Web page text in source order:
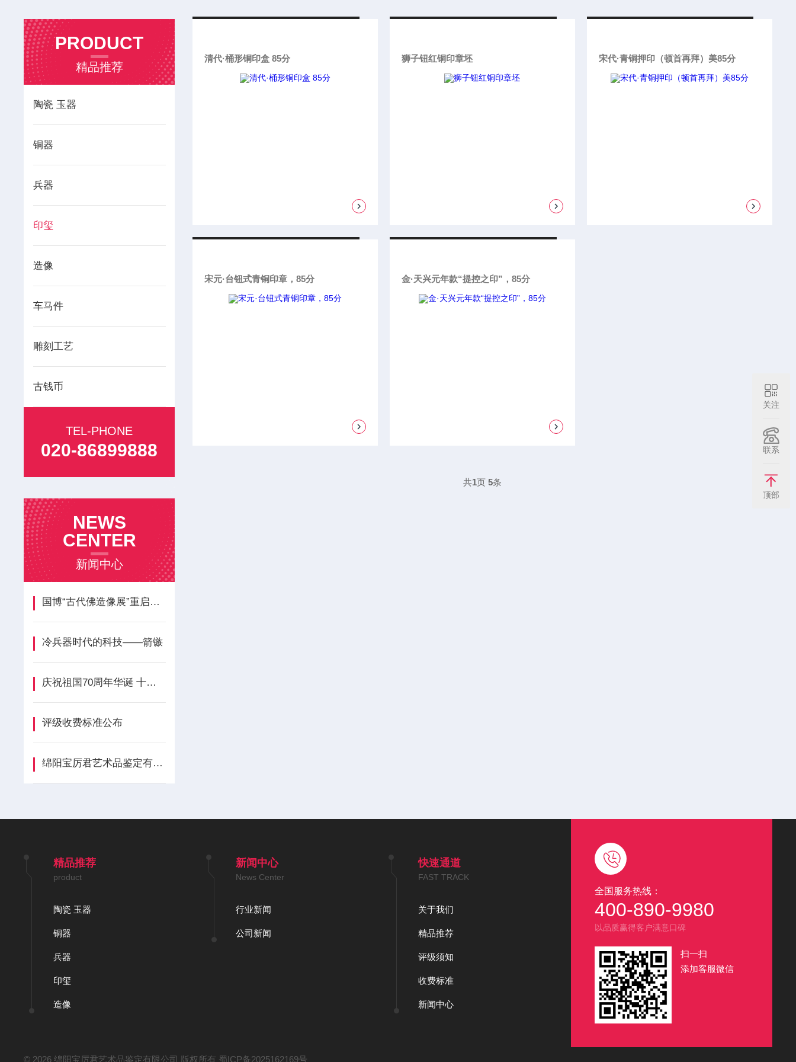
PRODUCT
精品推荐
陶瓷 玉器
铜器
兵器
印玺
造像
车马件
雕刻工艺
古钱币
TEL-PHONE
020-86899888
NEWS
CENTER
新闻中心
国博“古代佛造像展”重启开放 新增近两百
冷兵器时代的科技——箭镞
庆祝祖国70周年华诞 十月折扣活动
评级收费标准公布
绵阳宝厉君艺术品鉴定有限公司简介
清代·桶形铜印盒 85分 狮子钮红铜印章坯 宋代·青铜押印（顿首再拜）美85分
宋元·台钮式青铜印章，85分 金·天兴元年款“提控之印”，85分
共1页 5条
全国服务热线：
400-890-9980
以品质赢得客户满意口碑
扫一扫
添加客服微信
精品推荐
product
陶瓷 玉器
铜器
兵器
印玺
造像
新闻中心
News Center
行业新闻
公司新闻
快速通道
FAST TRACK
关于我们
精品推荐
评级须知
收费标准
新闻中心
© 2026 绵阳宝厉君艺术品鉴定有限公司 版权所有 蜀ICP备2025162169号
关注
联系
顶部